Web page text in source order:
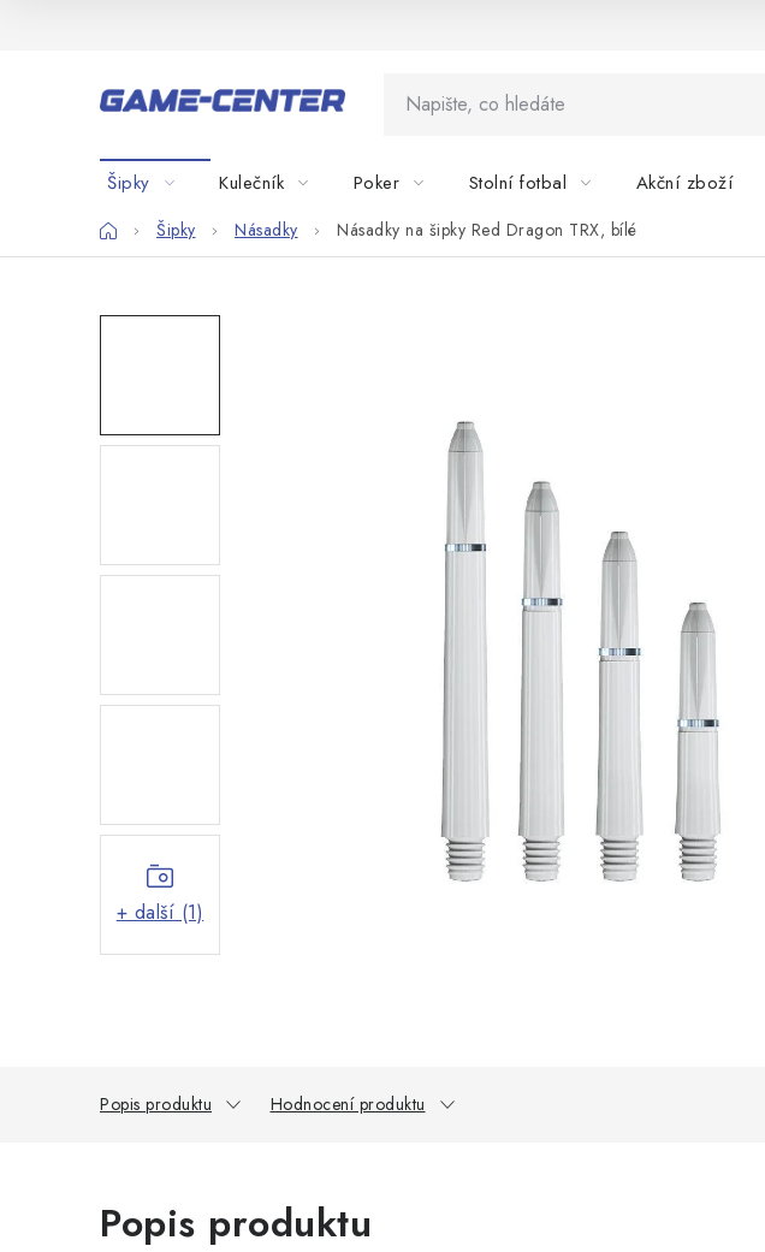
Šipky Kulečník Poker Stolní fotbal Akční zboží
DomůŠipky Násadky Násadky na šipky Red Dragon TRX, bílé
+ další (1)
Popis produktu Hodnocení produktu
Popis produktu